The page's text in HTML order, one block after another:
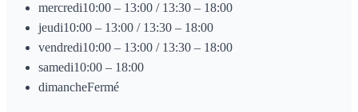
mercredi10:00 – 13:00 / 13:30 – 18:00
jeudi10:00 – 13:00 / 13:30 – 18:00
vendredi10:00 – 13:00 / 13:30 – 18:00
samedi10:00 – 18:00
dimancheFermé